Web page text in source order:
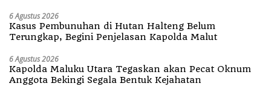
6 Agustus 2026
Kasus Pembunuhan di Hutan Halteng Belum
Terungkap, Begini Penjelasan Kapolda Malut
6 Agustus 2026
Kapolda Maluku Utara Tegaskan akan Pecat Oknum
Anggota Bekingi Segala Bentuk Kejahatan